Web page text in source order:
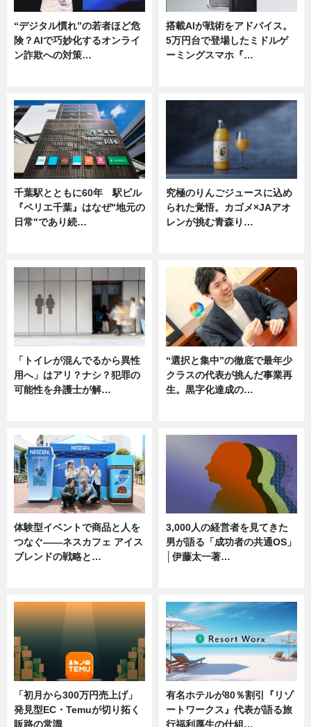
“デジタル慣れ”の若者ほど危
険？AIで巧妙化するオンライ
ン詐欺への対策…
搭載AIが戦術をアドバイス。
5万円台で登場したミドルゲ
ーミングスマホ『…
千葉駅とともに60年 駅ビル
『ペリエ千葉』はなぜ"地元の
日常"であり続…
究極のりんごジュースに込め
られた覚悟。カゴメ×JAアオ
レンが挑む青森り…
「トイレが混んでるから異性
用へ」はアリ？ナシ？犯罪の
可能性を弁護士が解…
“選択と集中”の徹底で最年少
クラスの代表が挑んだ事業再
生。黒字化達成の…
体験型イベントで商品と人を
つなぐ――ネスカフェ アイス
ブレンドの戦略と…
3,000人の経営者を見てきた
男が語る「成功者の共通OS」
│伊藤太一著…
「初月から300万円売上げ」
発見型EC・Temuが切り拓く
販路の常識
有名ホテルが80％割引『リゾ
ートワークス』代表が語る旅
行福利厚生の仕組…